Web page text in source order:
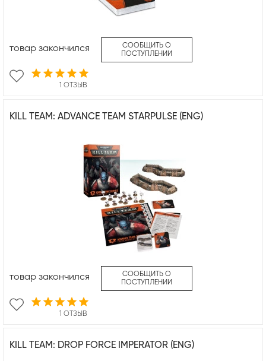
1 ОТЗЫВ
товар закончился
СООБЩИТЬ О
ПОСТУПЛЕНИИ
KILL TEAM: ADVANCE TEAM STARPULSE (ENG)
1 ОТЗЫВ
товар закончился
СООБЩИТЬ О
ПОСТУПЛЕНИИ
KILL TEAM: DROP FORCE IMPERATOR (ENG)